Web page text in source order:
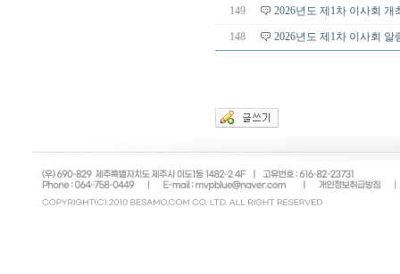
149 2026년도 제1차 이사회 개
148 2026년도 제1차 이사회 알